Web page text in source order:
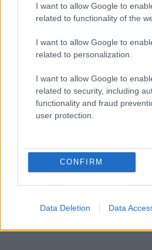
I want to allow Google to
related to functionality of the
I want to allow Google to
related to personalization.
I want to allow Google to
related to security, including
functionality and fraud
user protection.
CONFIRM
Data Deletion Data